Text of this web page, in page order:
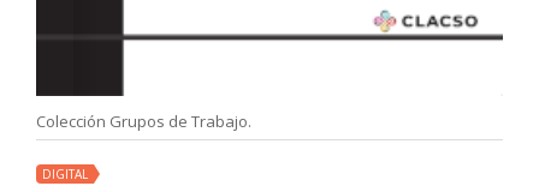
Colección Grupos de Trabajo.
DIGITAL